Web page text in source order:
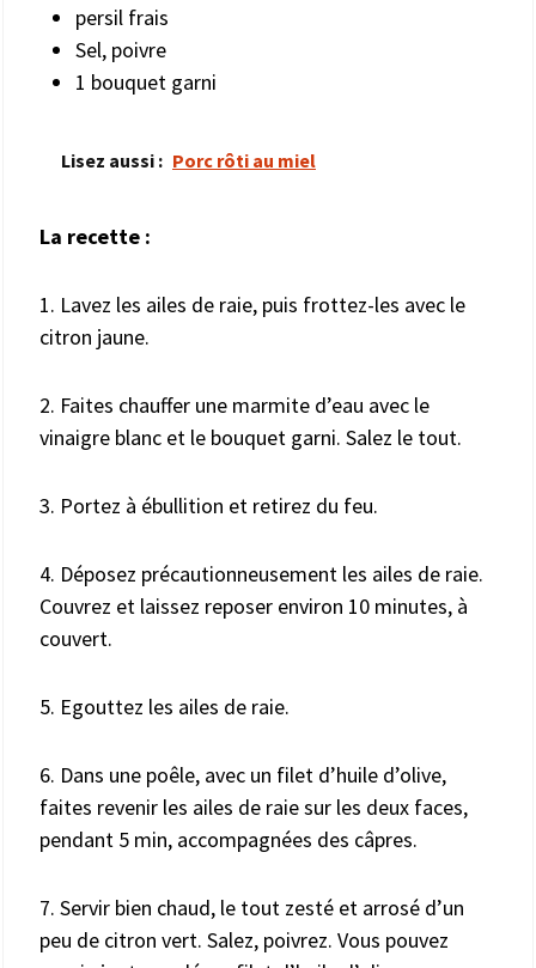
persil frais
Sel, poivre
1 bouquet garni
Lisez aussi : Porc rôti au miel
La recette :
1. Lavez les ailes de raie, puis frottez-les avec le
citron jaune.
2. Faites chauffer une marmite d’eau avec le
vinaigre blanc et le bouquet garni. Salez le tout.
3. Portez à ébullition et retirez du feu.
4. Déposez précautionneusement les ailes de raie.
Couvrez et laissez reposer environ 10 minutes, à
couvert.
5. Egouttez les ailes de raie.
6. Dans une poêle, avec un filet d’huile d’olive,
faites revenir les ailes de raie sur les deux faces,
pendant 5 min, accompagnées des câpres.
7. Servir bien chaud, le tout zesté et arrosé d’un
peu de citron vert. Salez, poivrez. Vous pouvez